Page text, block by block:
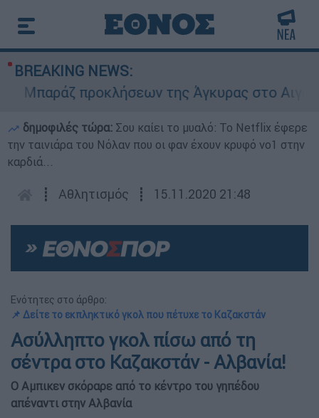
BREAKING NEWS:
Μπαράζ προκλήσεων της Άγκυρας στο Αιγαίο:
δημοφιλές τώρα: Σου καίει το μυαλό: Το Netflix έφερε
την ταινιάρα του Νόλαν που οι φαν έχουν κρυφό νο1 στην
καρδιά...
┋ Αθλητισμός ┋ 15.11.2020 21:48
Ενότητες στο άρθρο:
📌 Δείτε το εκπληκτικό γκολ που πέτυχε το Καζακστάν
Ασύλληπτο γκολ πίσω από τη
σέντρα στο Καζακστάν - Αλβανία!
Ο Αμπικεν σκόραρε από το κέντρο του γηπέδου
απέναντι στην Αλβανία